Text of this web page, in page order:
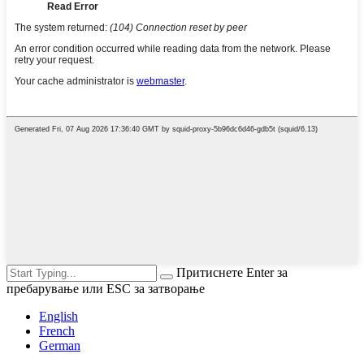
Притиснете Enter за
пребарување или ESC за затворање
English
French
German